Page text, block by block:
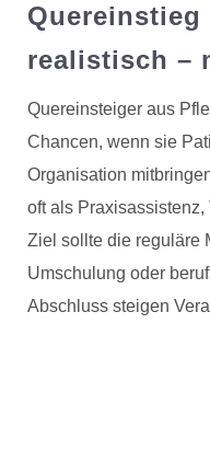
Quereinstieg
realistisch –
Quereinsteiger aus
Chancen, wenn sie
Organisation
oft als Praxisassistenz,
Ziel sollte die reguläre
Umschulung oder
Abschluss steigen